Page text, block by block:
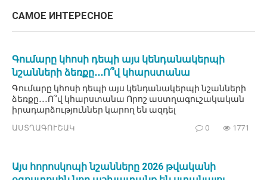
САМОЕ ИНТЕРЕСНОЕ
Գումարը կհոսի դեպի այս կենդանակերպի
նշանների ձեռքը․․․Ո՞վ կհարստանա
Գումարը կհոսի դեպի այս կենդանակերպի նշանների
ձեռքը․․․Ո՞վ կհարստանա Որոշ աստղագուշակական
իրադարձություններ կարող են ազդել
ԱՍՏՂԱԳՈՒՇԱԿ 0 1771
Այս հորոսկոպի նշանները 2026 թվականի